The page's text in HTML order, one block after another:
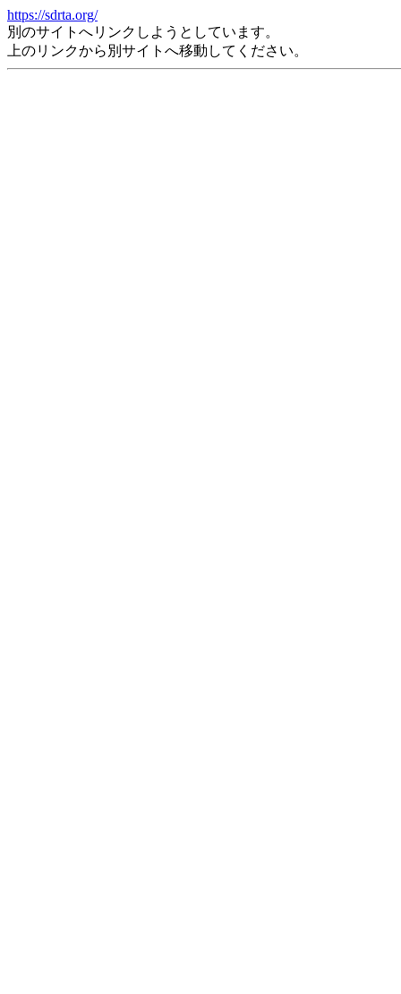
https://sdrta.org/
別のサイトへリンクしようとしています。
上のリンクから別サイトへ移動してください。